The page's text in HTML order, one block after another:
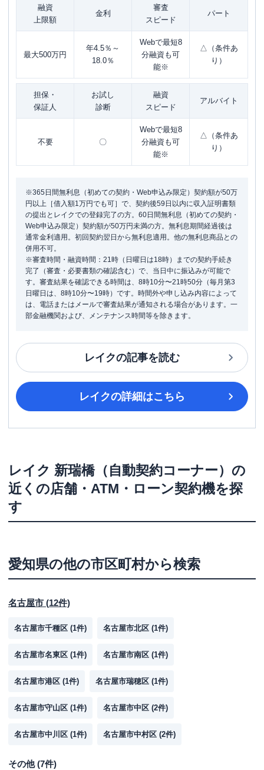
融資
上限額
金利
審査
スピード
パート
最大500万円
年4.5％～
18.0％
Webで最短8
分融資も可
能※
△（条件あ
り）
担保・
保証人
お試し
診断
融資
スピード
アルバイト
不要 〇
Webで最短8
分融資も可
能※
△（条件あ
り）
※365日間無利息（初めての契約・Web申込み限定）契約額が50万
円以上［借入額1万円でも可］で、契約後59日以内に収入証明書類
の提出とレイクでの登録完了の方。60日間無利息（初めての契約・
Web申込み限定）契約額が50万円未満の方。無利息期間経過後は
通常金利適用。初回契約翌日から無利息適用。他の無利息商品との
併用不可。
※審査時間・融資時間：21時（日曜日は18時）までの契約手続き
完了（審査・必要書類の確認含む）で、当日中に振込みが可能で
す。審査結果を確認できる時間は、8時10分〜21時50分（毎月第3
日曜日は、8時10分〜19時）です。時間外や申し込み内容によって
は、電話またはメールで審査結果が通知される場合があります。一
部金融機関および、メンテナンス時間等を除きます。
レイクの記事を読む
レイクの詳細はこちら
レイク 新瑞橋（自動契約コーナー） の
近くの店舗・ATM・ローン契約機を探
す
愛知県の他の市区町村から検索
名古屋市 (12件)
名古屋市千種区 (1件) 名古屋市北区 (1件)
名古屋市名東区 (1件) 名古屋市南区 (1件)
名古屋市港区 (1件) 名古屋市瑞穂区 (1件)
名古屋市守山区 (1件) 名古屋市中区 (2件)
名古屋市中川区 (1件) 名古屋市中村区 (2件)
その他(7件)